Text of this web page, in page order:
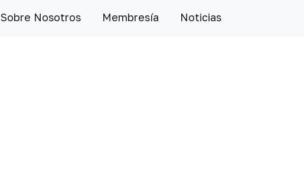
Sobre Nosotros Membresía Noticias